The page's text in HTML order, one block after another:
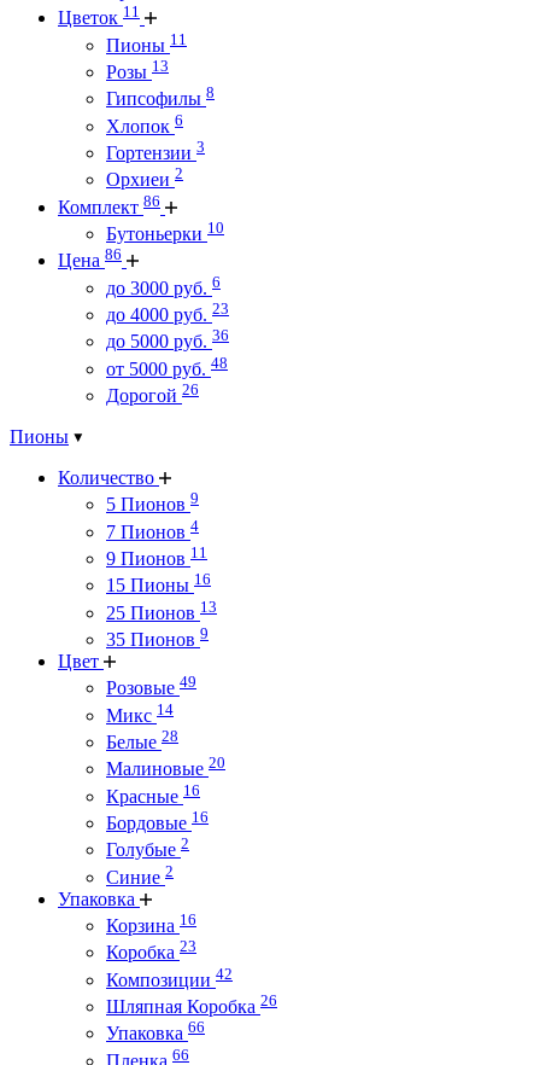
Цветок 11
Пионы 11
Розы 13
Гипсофилы 8
Хлопок 6
Гортензии 3
Орхиеи 2
Комплект 86
Бутоньерки 10
Цена 86
до 3000 руб. 6
до 4000 руб. 23
до 5000 руб. 36
от 5000 руб. 48
Дорогой 26
Пионы
Количество
5 Пионов 9
7 Пионов 4
9 Пионов 11
15 Пионы 16
25 Пионов 13
35 Пионов 9
Цвет
Розовые 49
Микс 14
Белые 28
Малиновые 20
Красные 16
Бордовые 16
Голубые 2
Синие 2
Упаковка
Корзина 16
Коробка 23
Композиции 42
Шляпная Коробка 26
Упаковка 66
Пленка 66